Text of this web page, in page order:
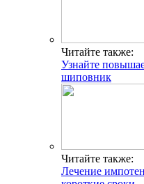
Читайте также:
Узнайте
шиповник
Читайте также:
Лечение